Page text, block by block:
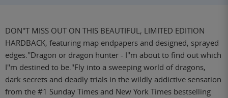
DON''T MISS OUT ON THIS BEAUTIFUL, LIMITED EDITION
HARDBACK, featuring map endpapers and designed, sprayed
edges.''Dragon or dragon hunter - I''m about to find out which
I''m destined to be.''Fly into a sweeping world of dragons,
dark secrets and deadly trials in the wildly addictive sensation
from the #1 Sunday Times and New York Times bestselling